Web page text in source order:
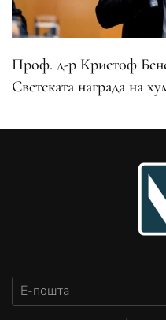
Проф. д-р Кристоф
Светската награда на